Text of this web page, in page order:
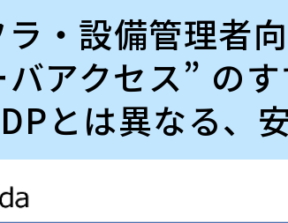
ラ・設備管理者
バアクセス” の
とは異なる、